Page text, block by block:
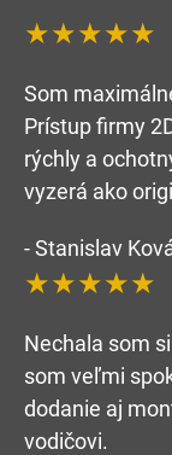
★★★★★
Som
Prístup firmy
rýchly a
vyzerá ako
- Stanislav
★★★★★
Nechala som
som veľmi
dodanie aj
vodičovi.